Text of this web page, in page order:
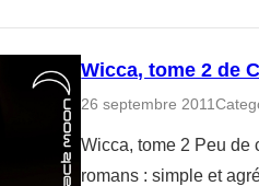
Wicca, tome 2 de
26 septembre 2011
Wicca, tome 2 Peu de
romans : simple et